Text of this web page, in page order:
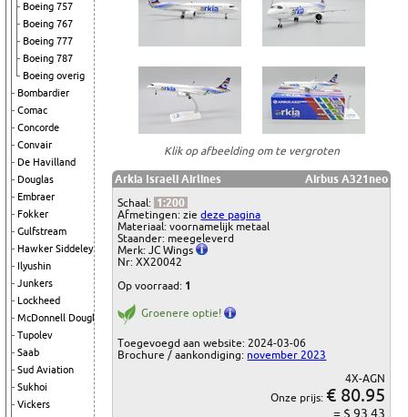
Boeing 757
Boeing 767
Boeing 777
Boeing 787
Boeing overig
Bombardier
Comac
Concorde
Convair
De Havilland
Douglas
Embraer
Fokker
Gulfstream
Hawker Siddeley
Ilyushin
Junkers
Lockheed
McDonnell Douglas
Tupolev
Saab
Sud Aviation
Sukhoi
Vickers
Klik op afbeelding om te vergroten
Arkia Israeli Airlines
Airbus A321neo
Schaal: 1:200
Afmetingen: ziedeze pagina
Materiaal: voornamelijk metaal
Staander: meegeleverd
Merk: JC Wings
Nr: XX20042
Op voorraad: 1
Groenere optie!
Toegevoegd aan website: 2024-03-06
Brochure / aankondiging: november 2023
4X-AGN
Onze prijs: € 80.95
= $ 93.43